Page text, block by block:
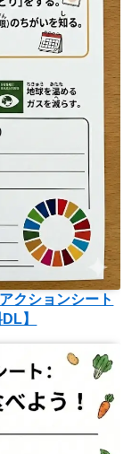
クションシート
】